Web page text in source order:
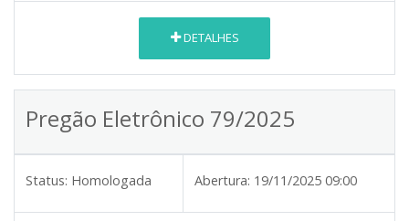
DETALHES
Pregão Eletrônico 79/2025
Status: Homologada Abertura: 19/11/2025 09:00